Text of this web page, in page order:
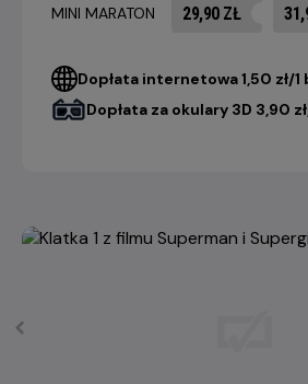
MINI MARATON 29,90 ZŁ
Dopłata internetowa 1,50 zł/
Dopłata za okulary 3D 3,90